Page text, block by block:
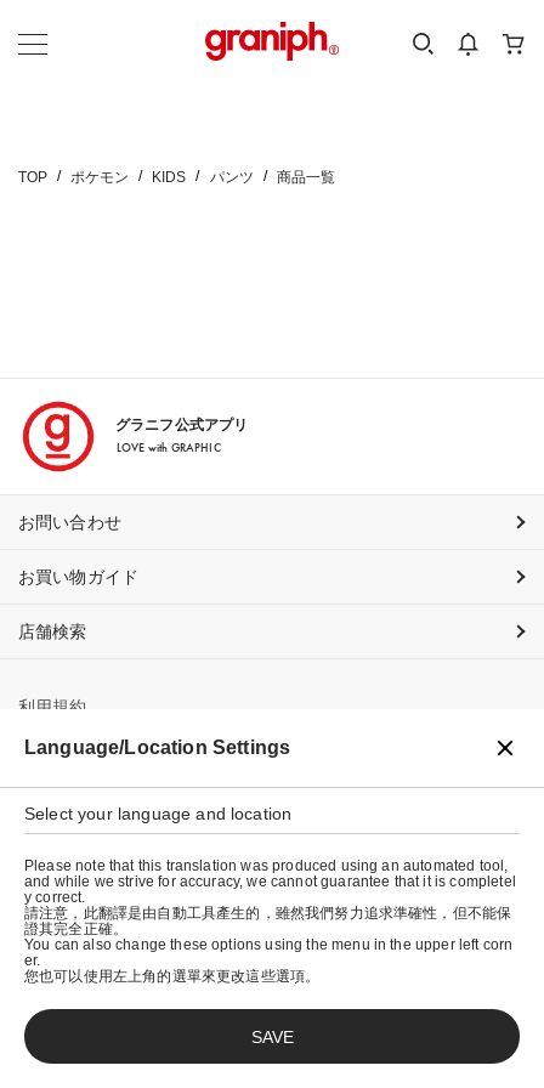
カテゴリーから探す
TOP ポケモン KIDS パンツ 商品一覧
グラニフ公式アプリ
LOVE with GRAPHIC
お問い合わせ
お買い物ガイド
店舗検索
利用規約
プライバシーポリシー
特定商取引法に基づく表示
会社概要
© graniph inc.
Language/Location Settings
Select your language and location
Please note that this translation was produced using an automated tool,
and while we strive for accuracy, we cannot guarantee that it is completel
y correct.
請注意，此翻譯是由自動工具產生的，雖然我們努力追求準確性，但不能保
證其完全正確。
You can also change these options using the menu in the upper left corn
er.
您也可以使用左上角的選單來更改這些選項。
SAVE